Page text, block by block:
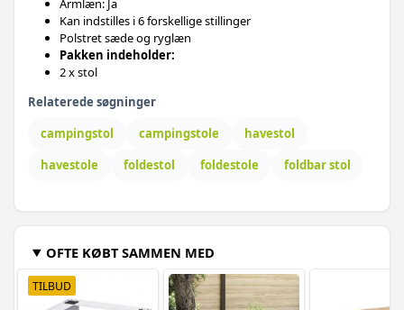
Armlæn: Ja
Kan indstilles i 6 forskellige stillinger
Polstret sæde og ryglæn
Pakken indeholder:
2 x stol
Relaterede søgninger
campingstol
campingstole
havestol
havestole
foldestol foldestole foldbar stol
OFTE KØBT SAMMEN MED
TILBUD